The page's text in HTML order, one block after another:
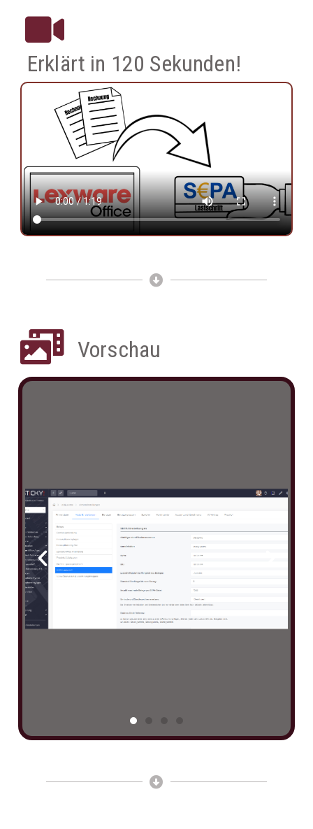
Erklärt in 120 Sekunden!
Vorschau
SEPA
Einstellungen